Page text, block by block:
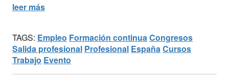
leer más
TAGS: Empleo Formación continua Congresos
Salida profesional Profesional España Cursos
Trabajo Evento